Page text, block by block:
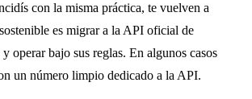
con la misma práctica, te vuelven a
es migrar a la API oficial de
operar bajo sus reglas. En algunos casos
un número limpio dedicado a la API.